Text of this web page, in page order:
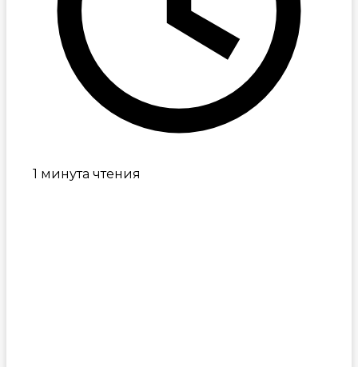
1 минута чтения